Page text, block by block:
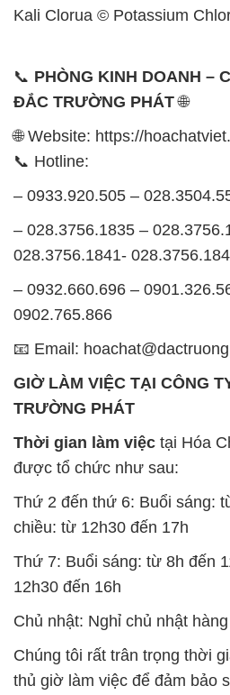
Kali Clorua © Potassium
📞 PHÒNG KINH DOANH –
ĐẮC TRƯỜNG PHÁT🌐
🌐 Website: https://
📞 Hotline:
– 0933.920.505 –
– 028.3756.1835 –
028.3756.1841-
– 0932.660.696 –
0902.765.866
📧 Email:
GIỜ LÀM VIỆC TẠI CÔNG
TRƯỜNG PHÁT
Thời gian làm việc tại Hóa
được tổ chức như sau:
Thứ 2 đến thứ 6: Buổi sáng:
chiều: từ 12h30 đến 17h
Thứ 7: Buổi sáng: từ 8h đến
12h30 đến 16h
Chủ nhật: Nghỉ chủ nhật
Chúng tôi rất trân trọng thời
thủ giờ làm việc để đảm bảo